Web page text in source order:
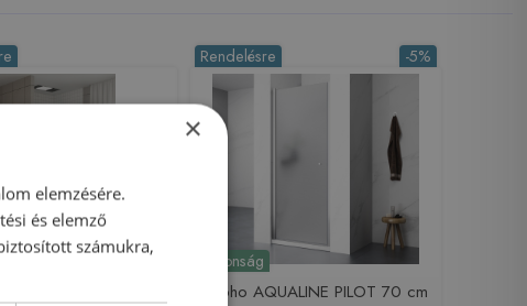
Újdonság
-5%
Rendelésre
Sapho AQUALINE PILOT 70 cm
×
elemzésére.
és elemző
számukra,